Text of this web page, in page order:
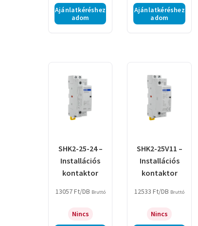
Ajánlatkéréshez
adom
Ajánlatkéréshez
adom
SHK2-25-24 –
Installációs
kontaktor
13057Ft/DB Bruttó
Nincs
SHK2-25V11 –
Installációs
kontaktor
12533Ft/DB Bruttó
Nincs